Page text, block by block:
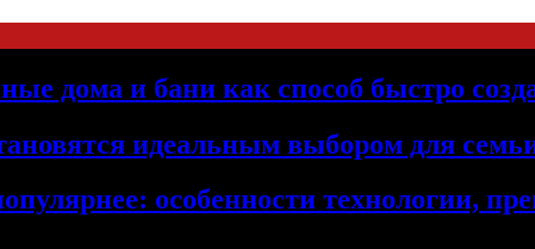
дома и бани как способ быстро
идеальным выбором для
особенности технологии,